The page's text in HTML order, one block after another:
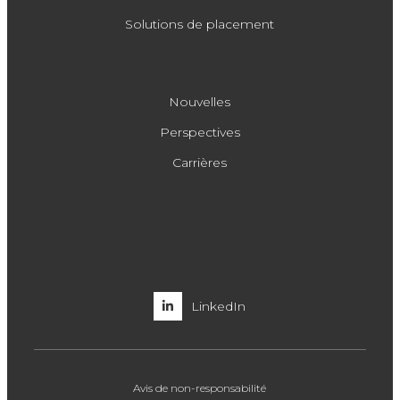
Solutions de placement
Nouvelles
Perspectives
Carrières
LinkedIn
Avis de non-responsabilité